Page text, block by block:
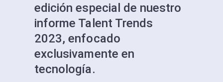
edición especial de nuestro
informe Talent Trends
2023, enfocado
exclusivamente en
tecnología.